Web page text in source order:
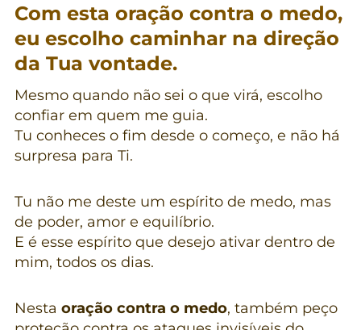
Com esta oração contra o medo,
eu escolho caminhar na direção
da Tua vontade.
Mesmo quando não sei o que virá, escolho
confiar em quem me guia.
Tu conheces o fim desde o começo, e não há
surpresa para Ti.
Tu não me deste um espírito de medo, mas
de poder, amor e equilíbrio.
E é esse espírito que desejo ativar dentro de
mim, todos os dias.
Nesta oração contra o medo, também peço